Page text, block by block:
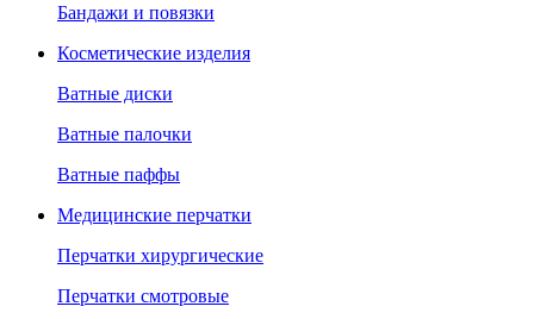
Бандажи и повязки
Косметические изделия
Ватные диски
Ватные палочки
Ватные паффы
Медицинские перчатки
Перчатки хирургические
Перчатки смотровые